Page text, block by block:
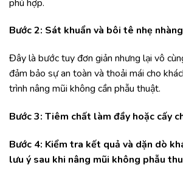
phù hợp.
Bước 2: Sát khuẩn và bôi tê nhẹ nhàng
Đây là bước tuy đơn giản nhưng lại vô
đảm bảo sự an toàn và thoải mái cho
trình nâng mũi không cần phẫu thuật.
Bước 3: Tiêm chất làm đầy hoặc cấy
Bước 4: Kiểm tra kết quả và dặn dò
lưu ý sau khi nâng mũi không phẫu